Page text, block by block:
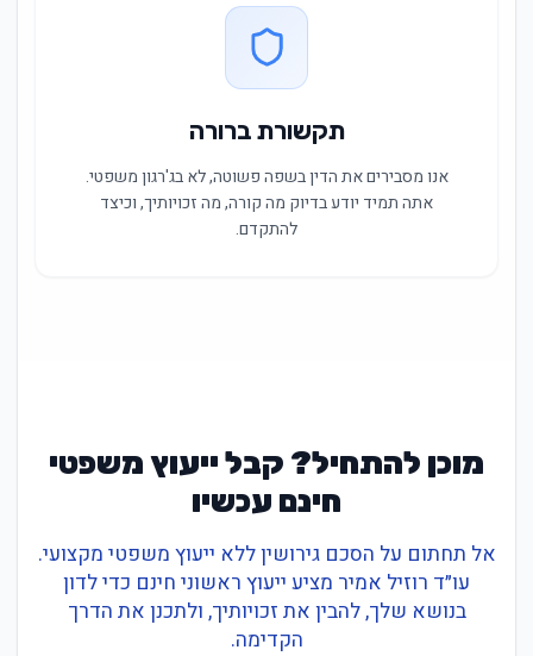
תקשורת ברורה
אנו מסבירים את הדין בשפה פשוטה, לא בג'רגון משפטי.
אתה תמיד יודע בדיוק מה קורה, מה זכויותיך, וכיצד
להתקדם.
מוכן להתחיל? קבל ייעוץ משפטי
חינם עכשיו
אל תחתום על הסכם גירושין ללא ייעוץ משפטי מקצועי.
עו״ד רוזיל אמיר מציע ייעוץ ראשוני חינם כדי לדון
בנושא שלך, להבין את זכויותיך, ולתכנן את הדרך
הקדימה.